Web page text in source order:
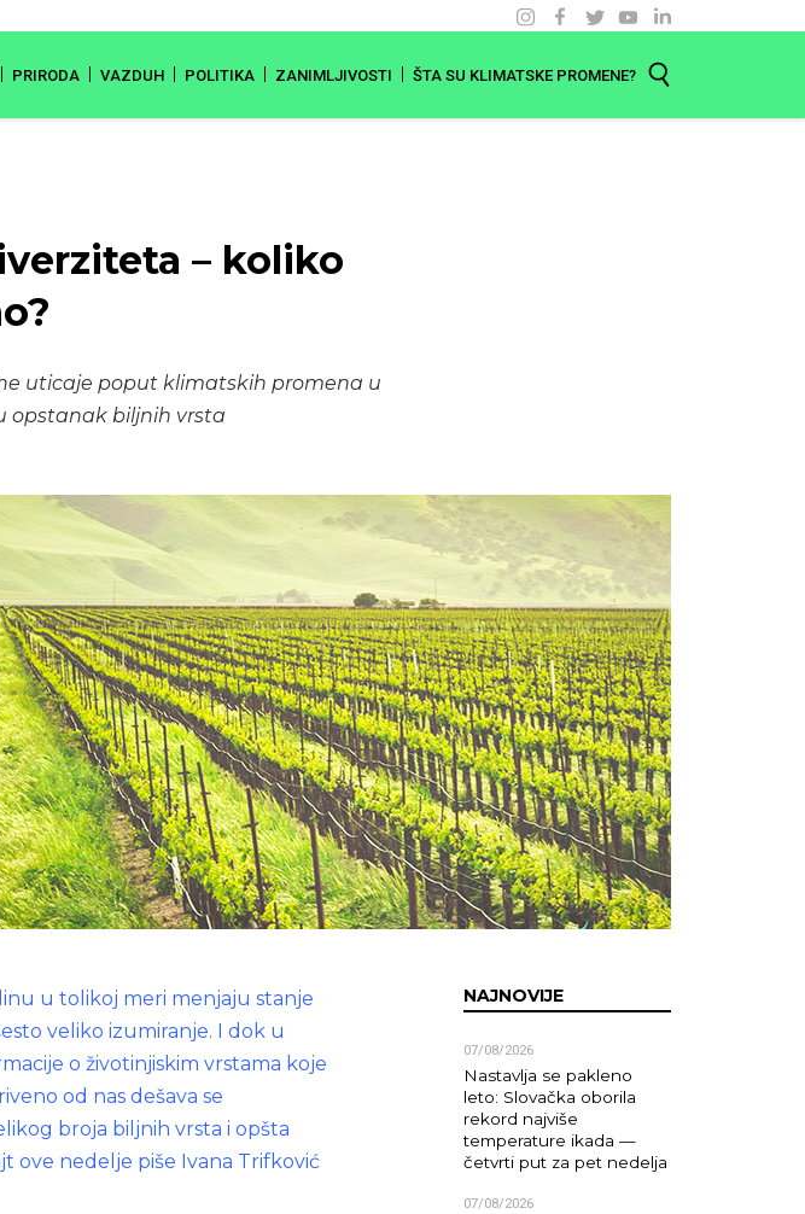
PRIRODA VAZDUH POLITIKA ZANIMLJIVOSTI ŠTA SU KLIMATSKE PROMENE?
– koliko
uticaje poput klimatskih promena u
opstanak biljnih vrsta
u tolikoj meri menjaju stanje
veliko izumiranje. I dok u
o životinjiskim vrstama koje
od nas dešava se
broja biljnih vrsta i opšta
ove nedelje piše Ivana Trifković
NAJNOVIJE
07/08/2026
Nastavlja se pakleno
leto: Slovačka oborila
rekord najviše
temperature ikada —
četvrti put za pet nedelja
07/08/2026